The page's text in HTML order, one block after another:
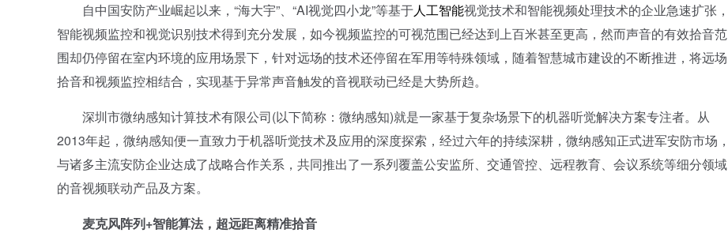
自中国安防产业崛起以来，“海大宇”、“AI视觉四小龙”等基于人工智能视觉技术和智能视频处理技术的企业急速扩张，
智能视频监控和视觉识别技术得到充分发展，如今视频监控的可视范围已经达到上百米甚至更高，然而声音的有效拾音范
围却仍停留在室内环境的应用场景下，针对远场的技术还停留在军用等特殊领域，随着智慧城市建设的不断推进，将远场
拾音和视频监控相结合，实现基于异常声音触发的音视联动已经是大势所趋。
深圳市微纳感知计算技术有限公司(以下简称：微纳感知)就是一家基于复杂场景下的机器听觉解决方案专注者。从
2013年起，微纳感知便一直致力于机器听觉技术及应用的深度探索，经过六年的持续深耕，微纳感知正式进军安防市场，
与诸多主流安防企业达成了战略合作关系，共同推出了一系列覆盖公安监所、交通管控、远程教育、会议系统等细分领域
的音视频联动产品及方案。
麦克风阵列+智能算法，超远距离精准拾音